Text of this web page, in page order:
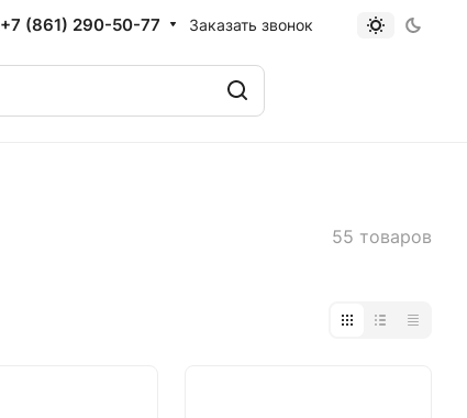
+7 (861) 290-50-77 Заказать звонок
55 товаров